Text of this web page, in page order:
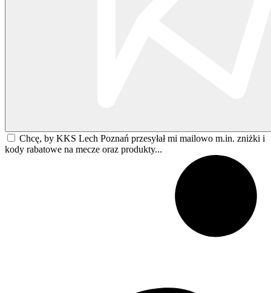
Chcę, by KKS Lech Poznań przesyłał mi mailowo m.in. zniżki i
kody rabatowe na mecze oraz produkty...